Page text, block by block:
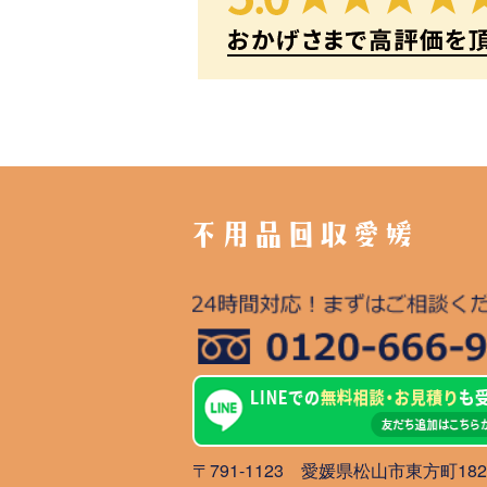
不用品回収愛媛
〒791-1123 愛媛県松山市東方町